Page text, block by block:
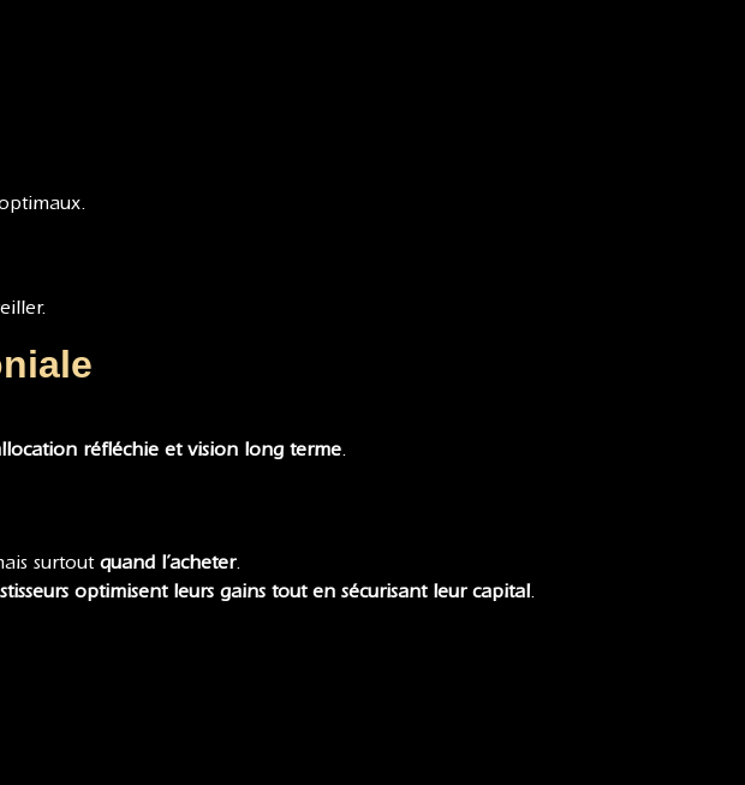
réfléchie et vision long terme.
surtout quand l’acheter.
optimisent leurs gains tout en sécurisant leur capital.